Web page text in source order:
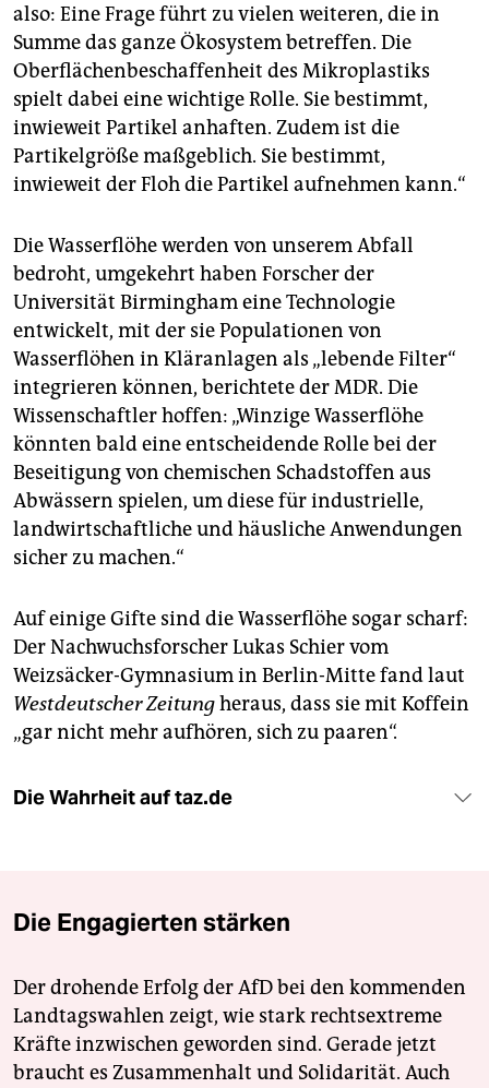
also: Eine Frage führt zu vielen weiteren, die in
Summe das ganze Ökosystem betreffen. Die
Oberflächenbeschaffenheit des Mikroplastiks
spielt dabei eine wichtige Rolle. Sie bestimmt,
inwieweit Partikel anhaften. Zudem ist die
Partikelgröße maßgeblich. Sie bestimmt,
inwieweit der Floh die Partikel aufnehmen kann.“
Die Wasserflöhe werden von unserem Abfall
bedroht, umgekehrt haben Forscher der
Universität Birmingham eine Technologie
entwickelt, mit der sie Populationen von
Wasserflöhen in Kläranlagen als „lebende Filter“
integrieren können, berichtete der MDR. Die
Wissenschaftler hoffen: „Winzige Wasserflöhe
könnten bald eine entscheidende Rolle bei der
Beseitigung von chemischen Schadstoffen aus
Abwässern spielen, um diese für industrielle,
landwirtschaftliche und häusliche Anwendungen
sicher zu machen.“
Auf einige Gifte sind die Wasserflöhe sogar scharf:
Der Nachwuchsforscher Lukas Schier vom
Weizsäcker-Gymnasium in Berlin-Mitte fand laut
Westdeutscher Zeitungheraus, dass sie mit Koffein
„gar nicht mehr aufhören, sich zu paaren“.
Die Wahrheit auf taz.de
Die Engagierten stärken
Der drohende Erfolg der AfD bei den kommenden
Landtagswahlen zeigt, wie stark rechtsextreme
Kräfte inzwischen geworden sind. Gerade jetzt
braucht es Zusammenhalt und Solidarität. Auch